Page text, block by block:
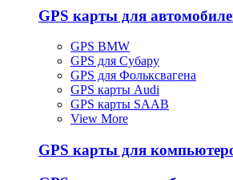
GPS карты для
GPS BMW
GPS для Субару
GPS для Фольксвагена
GPS карты Audi
GPS карты SAAB
View More
GPS карты для